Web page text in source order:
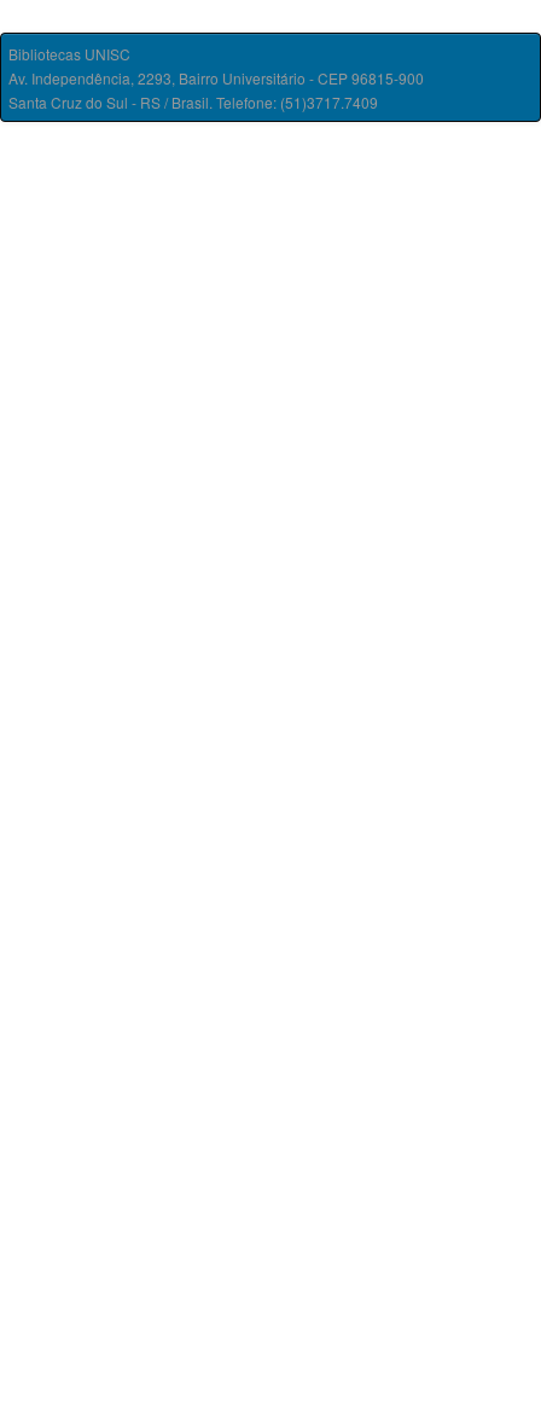
Bibliotecas UNISC
Av. Independência, 2293, Bairro Universitário - CEP 96815-900
Santa Cruz do Sul - RS / Brasil. Telefone: (51)3717.7409